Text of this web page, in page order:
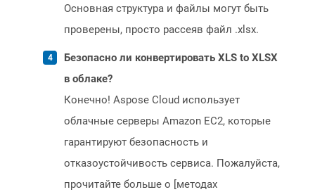
Основная структура и файлы могут быть
проверены, просто рассеяв файл .xlsx.
Безопасно ли конвертировать XLS to XLSX
в облаке?
Конечно! Aspose Cloud использует
облачные серверы Amazon EC2, которые
гарантируют безопасность и
отказоустойчивость сервиса. Пожалуйста,
прочитайте больше о [методах